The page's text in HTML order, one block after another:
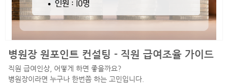
병원장 원포인트 컨설팅 - 직원 급여조율 가이드
직원 급여인상, 어떻게 하면 좋을까요?
병원장이라면 누구나 한번쯤 하는 고민입니다.